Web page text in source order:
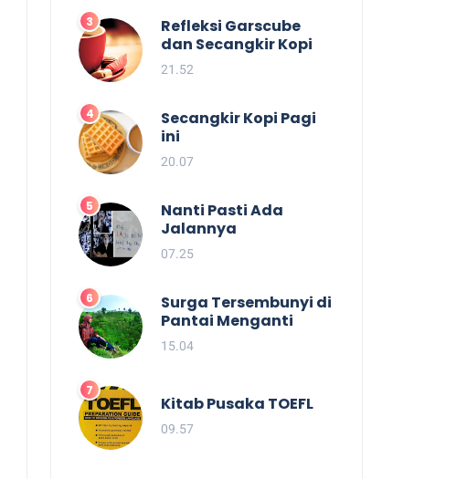
Refleksi Garscube
dan Secangkir Kopi
21.52
Secangkir Kopi Pagi
ini
20.07
Nanti Pasti Ada
Jalannya
07.25
Surga Tersembunyi di
Pantai Menganti
15.04
Kitab Pusaka TOEFL
09.57